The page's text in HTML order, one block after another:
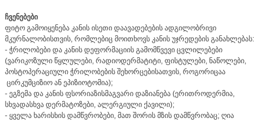
ჩვენებები
ფიტო გამოიყენება კანის ისეთი დაავადებების ადგილობრივი
მკურნალობისთვის, რომლებიც მოითხოვს კანის უჯრედების განახლებას:
- ჭრილობები და კანის დეფორმაციის გამომწვევი ცვლილებები
(ვარიკოზული წყლულები, რადიოდერმატიტი, ფისტულები, ნაწოლები,
პოსტოპერაციული ჭრილობების შეხორცებისათვის, როგორიცაა
ცირკუმციზიო ან ეპიზიოტომია);
- ეგზემა და კანის ფსორიაზისმაგვარი დაზიანება (ერითროდერმია,
სხვადასხვა დერმატოზები, ალერგიული ქავილი);
- ყველა ხარისხის დამწვრობები, მათ შორის მზის დამწვრობაც; ღია